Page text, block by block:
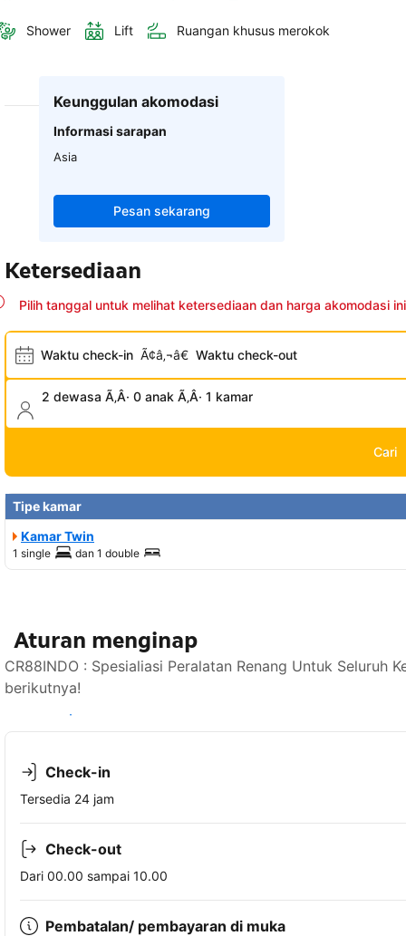
Shower Lift Ruangan khusus merokok
Keunggulan akomodasi
Informasi sarapan
Asia
Pesan sekarang
Ketersediaan
Pilih tanggal untuk melihat ketersediaan dan harga akomodasi ini
Waktu check-in Ã¢â‚¬â€ Waktu check-out
2 dewasa Ã‚Â· 0 anak Ã‚Â· 1 kamar
Cari
Tipe kamar
Kamar Twin
1 single dan 1 double
Aturan menginap
CR88INDO : Spesialiasi Peralatan Renang Untuk Seluruh
berikutnya!
Lihat ketersediaan
Check-in
Tersedia 24 jam
Check-out
Dari 00.00 sampai 10.00
Pembatalan/ pembayaran di muka